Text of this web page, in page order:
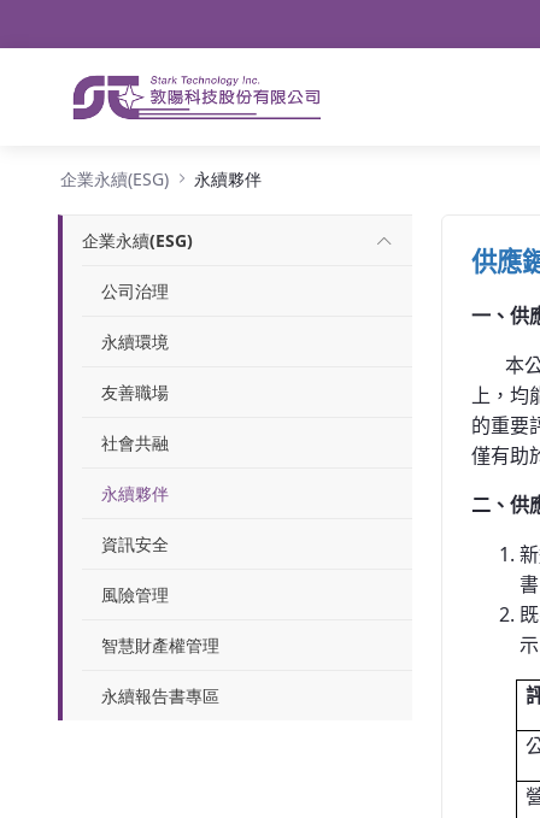
企業永續(ESG) 永續夥伴
企業永續(ESG)
公司治理
永續環境
友善職場
社會共融
永續夥伴
資訊安全
風險管理
智慧財產權管理
永續報告書專區
供應
一、供
本
上，
的重要
僅有助
二、供